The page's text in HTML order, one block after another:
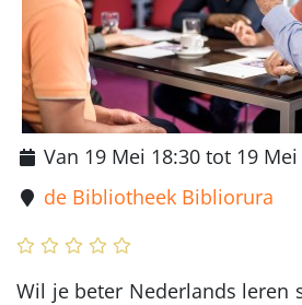
Van 19 Mei 18:30 tot 19 Mei
de Bibliotheek Bibliorura
Wil je beter Nederlands leren